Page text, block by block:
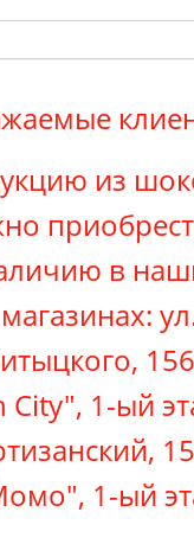
из
в
магазинах:
City", 1-ый
, 1-ый